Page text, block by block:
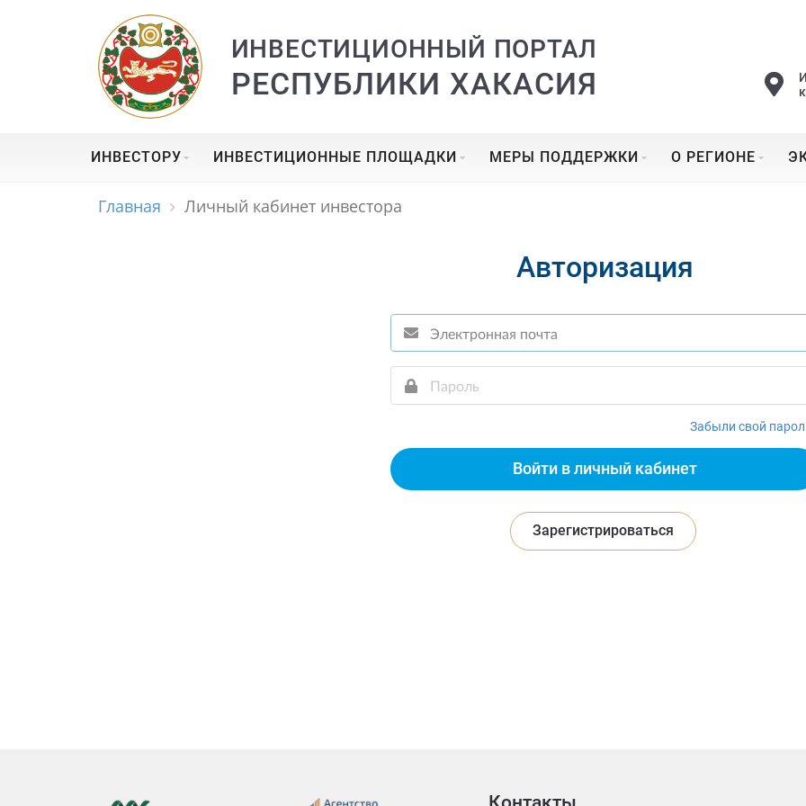
ИНВЕСТИЦИОННЫЙ ПОРТАЛ
РЕСПУБЛИКИ ХАКАСИЯ
ИНВЕСТОРУ ИНВЕСТИЦИОННЫЕ ПЛОЩАДКИ МЕРЫ ПОДДЕРЖКИ О РЕГИОНЕ
Главная Личный кабинет инвестора
Авторизация
Забыли свой
Зарегистрироваться